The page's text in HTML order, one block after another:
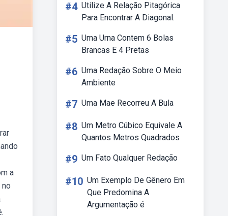
a
#4 Utilize A Relação Pitagórica
Para Encontrar A Diagonal.
#5 Uma Urna Contem 6 Bolas
Brancas E 4 Pretas
#6 Uma Redação Sobre O Meio
Ambiente
#7 Uma Mae Recorreu A Bula
#8 Um Metro Cúbico Equivale A
Quantos Metros Quadrados
#9 Um Fato Qualquer Redação
#10 Um Exemplo De Gênero Em
Que Predomina A
Argumentação é